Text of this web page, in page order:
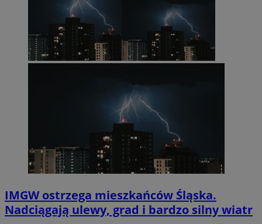
IMGW ostrzega mieszkańców Śląska.
Nadciągają ulewy, grad i bardzo silny wiatr